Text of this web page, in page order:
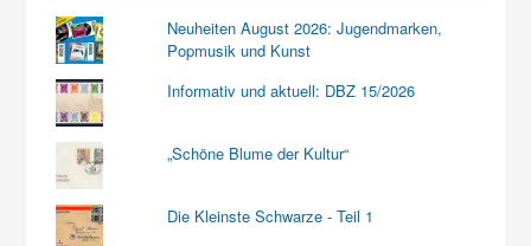
Neuheiten August 2026: Jugendmarken,
Popmusik und Kunst
Informativ und aktuell: DBZ 15/2026
„Schöne Blume der Kultur“
Die Kleinste Schwarze - Teil 1